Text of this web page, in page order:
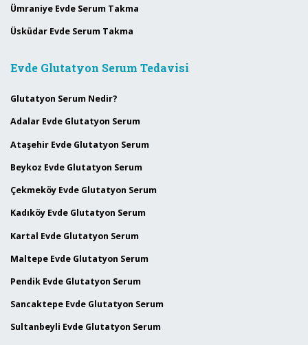
Ümraniye Evde Serum Takma
Üsküdar Evde Serum Takma
Evde Glutatyon Serum Tedavisi
Glutatyon Serum Nedir?
Adalar Evde Glutatyon Serum
Ataşehir Evde Glutatyon Serum
Beykoz Evde Glutatyon Serum
Çekmeköy Evde Glutatyon Serum
Kadıköy Evde Glutatyon Serum
Kartal Evde Glutatyon Serum
Maltepe Evde Glutatyon Serum
Pendik Evde Glutatyon Serum
Sancaktepe Evde Glutatyon Serum
Sultanbeyli Evde Glutatyon Serum